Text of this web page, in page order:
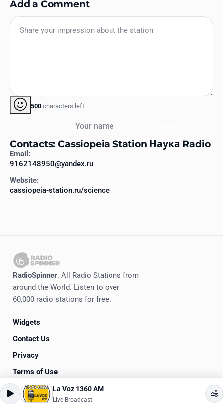
Add a Comment
500 characters left
Contacts: Cassiopeia Station Наука Radio
Email:
9162148950@yandex.ru
Website:
cassiopeia-station.ru/science
RadioSpinner. All Radio Stations from
around the World. Listen to over
60,000 radio stations for free.
Widgets
Contact Us
Privacy
Terms of Use
© 2020-2026RadioSpinner
La Voz 1360 AM
Live Broadcast